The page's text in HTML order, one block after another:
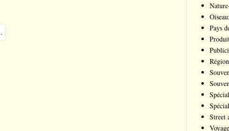
Pays
Street